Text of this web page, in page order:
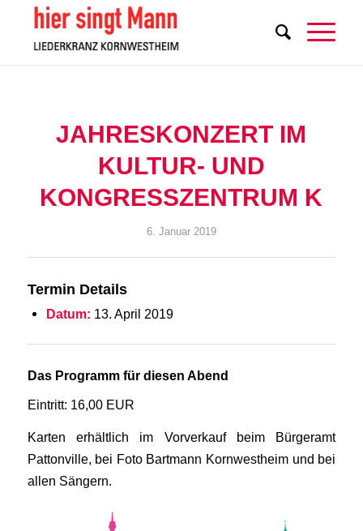
JAHRESKONZERT IM
KULTUR- UND
KONGRESSZENTRUM K
6. Januar 2019
Termin Details
Datum: 13. April 2019
Das Programm für diesen Abend
Eintritt: 16,00 EUR
Karten erhältlich im Vorverkauf beim Bürgeramt
Pattonville, bei Foto Bartmann Kornwestheim und bei
allen Sängern.